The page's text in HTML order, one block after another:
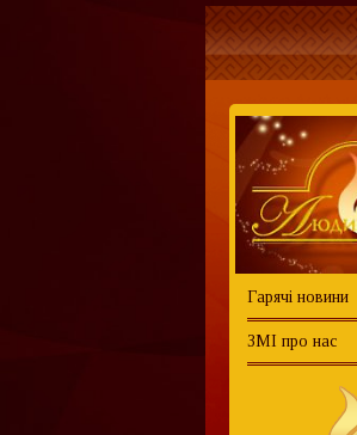
Гарячі новини
ЗМІ про нас